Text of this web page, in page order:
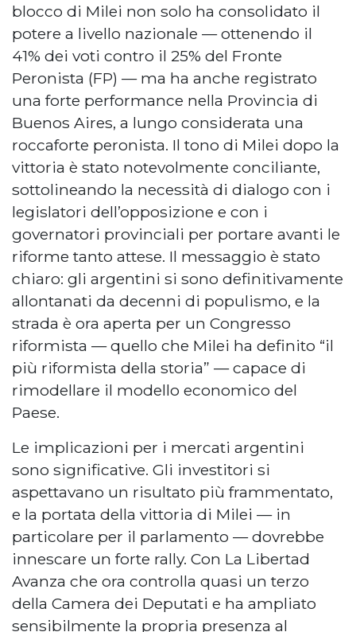
blocco di Milei non solo ha consolidato il
potere a livello nazionale — ottenendo il
41% dei voti contro il 25% del Fronte
Peronista (FP) — ma ha anche registrato
una forte performance nella Provincia di
Buenos Aires, a lungo considerata una
roccaforte peronista. Il tono di Milei dopo la
vittoria è stato notevolmente conciliante,
sottolineando la necessità di dialogo con i
legislatori dell’opposizione e con i
governatori provinciali per portare avanti le
riforme tanto attese. Il messaggio è stato
chiaro: gli argentini si sono definitivamente
allontanati da decenni di populismo, e la
strada è ora aperta per un Congresso
riformista — quello che Milei ha definito “il
più riformista della storia” — capace di
rimodellare il modello economico del
Paese.
Le implicazioni per i mercati argentini
sono significative. Gli investitori si
aspettavano un risultato più frammentato,
e la portata della vittoria di Milei — in
particolare per il parlamento — dovrebbe
innescare un forte rally. Con La Libertad
Avanza che ora controlla quasi un terzo
della Camera dei Deputati e ha ampliato
sensibilmente la propria presenza al